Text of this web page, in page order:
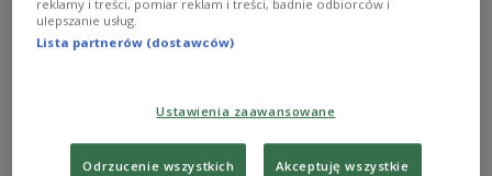
ПОЛЬСЬКА ВЕРСІЯ. У Любліні вшанують пам’ять Симона
Петлюри
reklamy i treści, pomiar reklam i treści, badnie odbiorców i
ulepszanie usług.
Lista partnerów (dostawców)
Ustawienia zaawansowane
Odrzucenie wszystkich Akceptuję wszystkie